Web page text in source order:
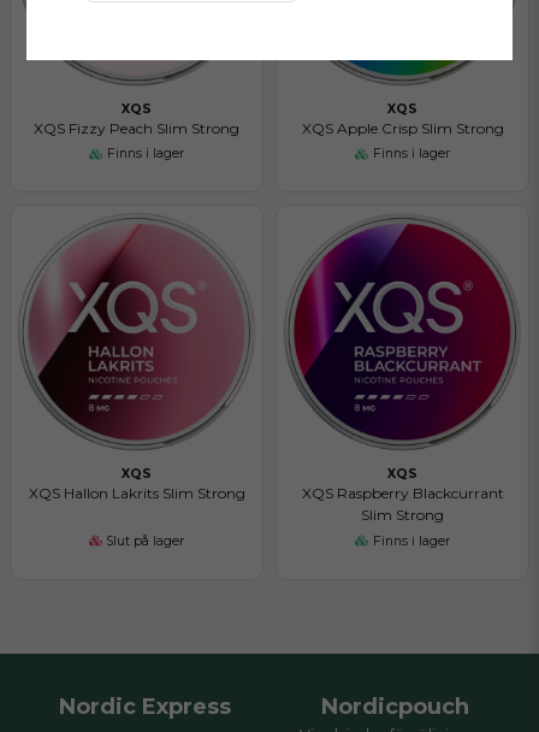
XQS
XQS Fizzy Peach Slim Strong
Finns i lager
XQS
XQS Apple Crisp Slim Strong
Finns i lager
XQS
XQS Hallon Lakrits Slim Strong
Slut på lager
XQS
XQS Raspberry Blackcurrant
Slim Strong
Finns i lager
Nordic Express Nordicpouch